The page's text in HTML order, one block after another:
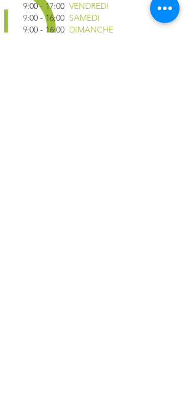
9:00 - 17:00 VENDREDI
9:00 - 16:00 SAMEDI
9:00 - 16:00 DIMANCHE